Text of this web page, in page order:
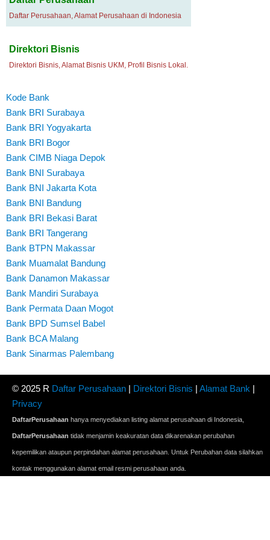
Daftar Perusahaan, Alamat Perusahaan di Indonesia
Direktori Bisnis
Direktori Bisnis, Alamat Bisnis UKM, Profil Bisnis Lokal.
Kode Bank
Bank BRI Surabaya
Bank BRI Yogyakarta
Bank BRI Bogor
Bank CIMB Niaga Depok
Bank BNI Surabaya
Bank BNI Jakarta Kota
Bank BNI Bandung
Bank BRI Bekasi Barat
Bank BRI Tangerang
Bank BTPN Makassar
Bank Muamalat Bandung
Bank Danamon Makassar
Bank Mandiri Surabaya
Bank Permata Daan Mogot
Bank BPD Sumsel Babel
Bank BCA Malang
Bank Sinarmas Palembang
© 2025 R Daftar Perusahaan | Direktori Bisnis | Alamat Bank |
Privacy
DaftarPerusahaan hanya menyediakan listing alamat perusahaan di Indonesia,
DaftarPerusahaan tidak menjamin keakuratan data dikarenakan perubahan
kepemilikan ataupun perpindahan alamat perusahaan. Untuk Perubahan data silahkan
kontak menggunakan alamat email resmi perusahaan anda.